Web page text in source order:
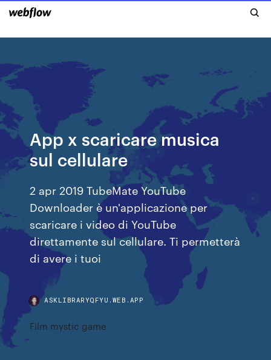
App x scaricare musica
sul cellulare
2 apr 2019 TubeMate YouTube
Downloader è un'applicazione per
scaricare i video di YouTube
direttamente sul cellulare. Ti permetterà
di avere i tuoi
ASKLIBRARYQFYU.WEB.APP
Film mystic game